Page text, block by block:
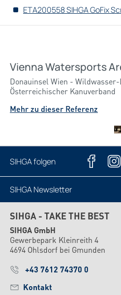
ETA200558 SIHGA GoFix
Vienna Watersports
Donauinsel Wien -
Österreichischer Kanuverband
Mehr zu dieser Referenz
SIHGA folgen
SIHGA Newsletter
SIHGA - TAKE THE BEST
SIHGA GmbH
Gewerbepark Kleinreith 4
4694 Ohlsdorf bei Gmunden
+43 7612 74370 0
Kontakt